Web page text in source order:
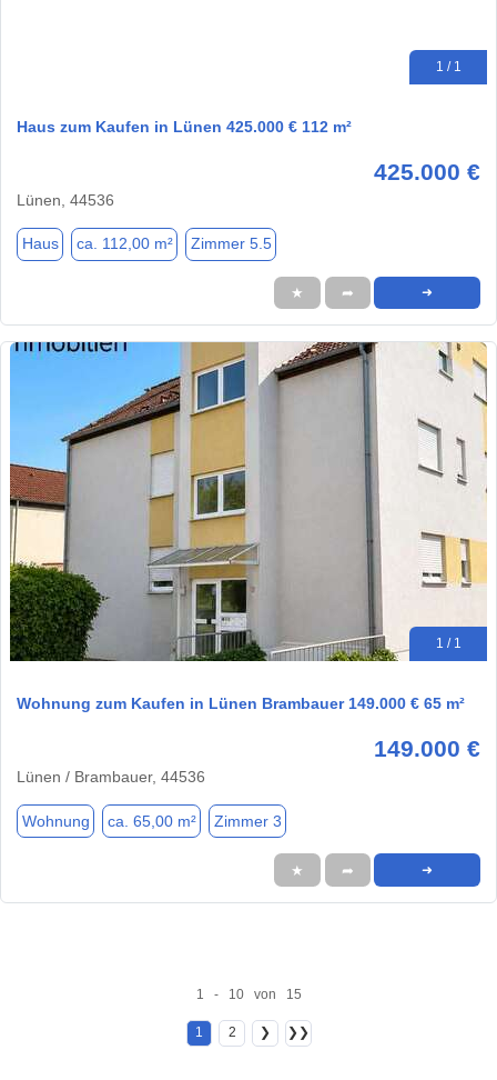
1 / 1
Haus zum Kaufen in Lünen 425.000 € 112 m²
425.000 €
Lünen, 44536
Haus ca. 112,00 m² Zimmer 5.5
★ ➦ ➜
1 / 1
Wohnung zum Kaufen in Lünen Brambauer 149.000 € 65 m²
149.000 €
Lünen / Brambauer, 44536
Wohnung ca. 65,00 m² Zimmer 3
★ ➦ ➜
1 - 10 von 15
1 2 ❯ ❯❯